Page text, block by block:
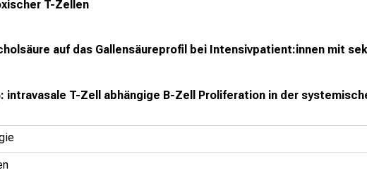
T-Zellen
auf das Gallensäureprofil bei Intensivpatient:innen mit
intravasale T-Zell abhängige B-Zell Proliferation in der